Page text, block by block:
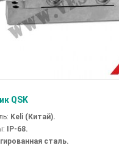
QSK
Keli (Китай).
IP-68.
сталь.